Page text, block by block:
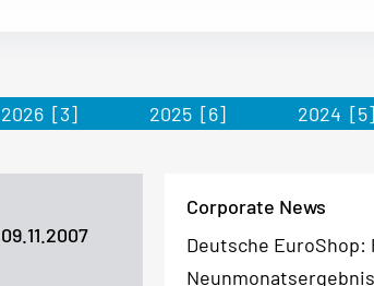
2026 [3] 2025 [6] 2024 [5]
09.11.2007
Corporate News
Deutsche
Neunmonatsergebnis